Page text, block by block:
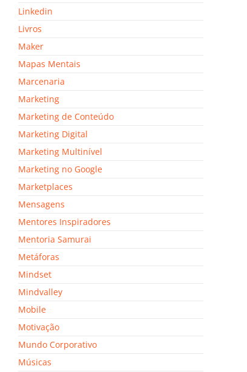
Linkedin
Livros
Maker
Mapas Mentais
Marcenaria
Marketing
Marketing de Conteúdo
Marketing Digital
Marketing Multinível
Marketing no Google
Marketplaces
Mensagens
Mentores Inspiradores
Mentoria Samurai
Metáforas
Mindset
Mindvalley
Mobile
Motivação
Mundo Corporativo
Músicas